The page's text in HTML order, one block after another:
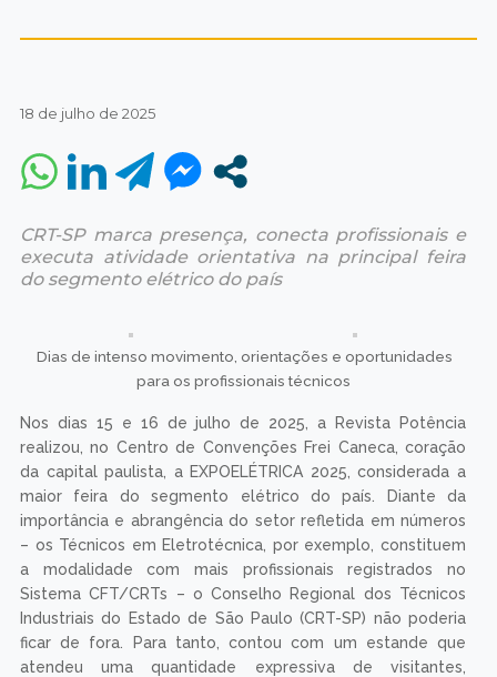
18 de julho de 2025
CRT-SP marca presença, conecta profissionais e
executa atividade orientativa na principal feira
do segmento elétrico do país
Dias de intenso movimento, orientações e oportunidades
para os profissionais técnicos
Nos dias 15 e 16 de julho de 2025, a Revista Potência
realizou, no Centro de Convenções Frei Caneca, coração
da capital paulista, a EXPOELÉTRICA 2025, considerada a
maior feira do segmento elétrico do país. Diante da
importância e abrangência do setor refletida em números
– os Técnicos em Eletrotécnica, por exemplo, constituem
a modalidade com mais profissionais registrados no
Sistema CFT/CRTs – o Conselho Regional dos Técnicos
Industriais do Estado de São Paulo (CRT-SP) não poderia
ficar de fora. Para tanto, contou com um estande que
atendeu uma quantidade expressiva de visitantes,